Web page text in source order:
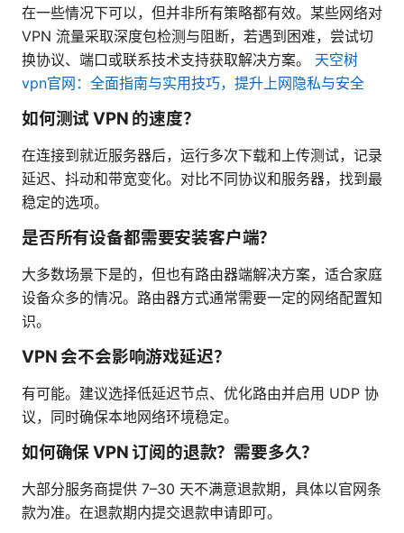
在一些情况下可以，但并非所有策略都有效。某些网络对
VPN 流量采取深度包检测与阻断，若遇到困难，尝试切
换协议、端口或联系技术支持获取解决方案。 天空树
vpn官网：全面指南与实用技巧，提升上网隐私与安全
如何测试 VPN 的速度？
在连接到就近服务器后，运行多次下载和上传测试，记录
延迟、抖动和带宽变化。对比不同协议和服务器，找到最
稳定的选项。
是否所有设备都需要安装客户端？
大多数场景下是的，但也有路由器端解决方案，适合家庭
设备众多的情况。路由器方式通常需要一定的网络配置知
识。
VPN 会不会影响游戏延迟？
有可能。建议选择低延迟节点、优化路由并启用 UDP 协
议，同时确保本地网络环境稳定。
如何确保 VPN 订阅的退款？需要多久？
大部分服务商提供 7–30 天不满意退款期，具体以官网条
款为准。在退款期内提交退款申请即可。